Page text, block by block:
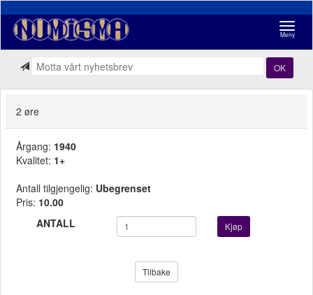
Meny
OK
2 øre
Årgang: 1940
Kvalitet: 1+
Antall tilgjengelig: Ubegrenset
Pris: 10.00
ANTALL
Kjøp
Tilbake